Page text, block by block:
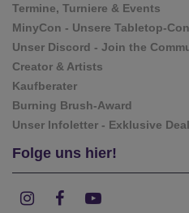
Termine, Turniere & Events
MinyCon - Unsere Tabletop-Con
Unser Discord - Join the
Creator & Artists
Kaufberater
Burning Brush-Award
Unser Infoletter - Exklusive
Folge uns hier!